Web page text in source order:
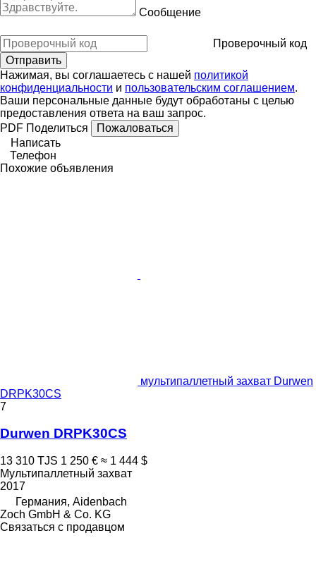
Сообщение
Проверочный код
Нажимая, вы соглашаетесь с нашей политикой
конфиденциальности и пользовательским соглашением.
Ваши персональные данные будут обработаны с целью
предоставления ответа на ваш запрос.
PDF Поделиться
Пожаловаться
Написать
Телефон
Похожие объявления
мультипаллетный захват Durwen
DRPK30CS
7
Durwen DRPK30CS
13 310 TJS 1 250 € ≈ 1 444 $
Мультипаллетный захват
2017
Германия, Aidenbach
Zoch GmbH & Co. KG
Связаться с продавцом